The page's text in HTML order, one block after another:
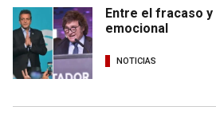
Entre el fracaso
emocional
NOTICIAS